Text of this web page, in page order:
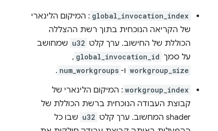
global_invocation_index : המיקום הלינארי
של הקריאה הנוכחית בתוך רשת ההצללה
הכוללת של החישוב. ערך קלט u32 שמחושב
על סמך global_invocation_id
,‏
workgroup_size ו- num_workgroups
.
workgroup_index : המיקום הלינארי של
קבוצת העבודה הנוכחית ברשת הכוללת של
shader המחשוב. ערך קלט
u32 שבו כל